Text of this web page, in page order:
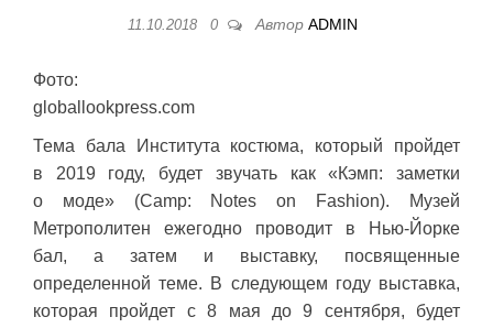
11.10.2018 0 Автор ADMIN
Фото:
globallookpress.com
Тема бала Института костюма, который пройдет
в 2019 году, будет звучать как «Кэмп: заметки
о моде» (Camp: Notes on Fashion). Музей
Метрополитен ежегодно проводит в Нью-Йорке
бал, а затем и выставку, посвященные
определенной теме. В следующем году выставка,
которая пройдет с 8 мая до 9 сентября, будет